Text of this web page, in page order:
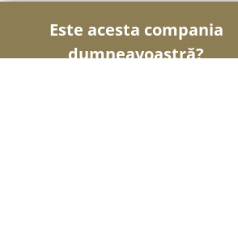
Este acesta compania
dumneavoastră?